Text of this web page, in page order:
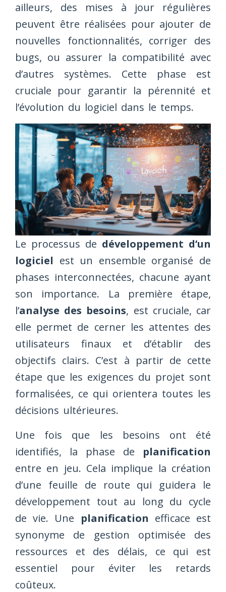
ailleurs, des mises à jour régulières
peuvent être réalisées pour ajouter de
nouvelles fonctionnalités, corriger des
bugs, ou assurer la compatibilité avec
d’autres systèmes. Cette phase est
cruciale pour garantir la pérennité et
l’évolution du logiciel dans le temps.
Le processus de développement d’un
logiciel est un ensemble organisé de
phases interconnectées, chacune ayant
son importance. La première étape,
l’analyse des besoins, est cruciale, car
elle permet de cerner les attentes des
utilisateurs finaux et d’établir des
objectifs clairs. C’est à partir de cette
étape que les exigences du projet sont
formalisées, ce qui orientera toutes les
décisions ultérieures.
Une fois que les besoins ont été
identifiés, la phase de planification
entre en jeu. Cela implique la création
d’une feuille de route qui guidera le
développement tout au long du cycle
de vie. Une planification efficace est
synonyme de gestion optimisée des
ressources et des délais, ce qui est
essentiel pour éviter les retards
coûteux.